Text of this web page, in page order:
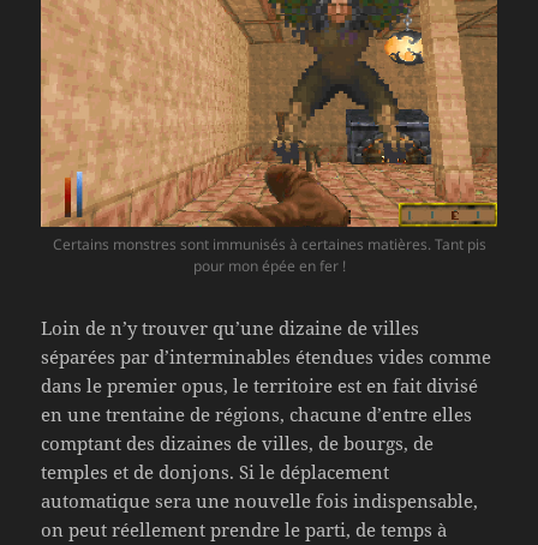
Certains monstres sont immunisés à certaines matières. Tant pis
pour mon épée en fer !
Loin de n’y trouver qu’une dizaine de villes
séparées par d’interminables étendues vides comme
dans le premier opus, le territoire est en fait divisé
en une trentaine de régions, chacune d’entre elles
comptant des dizaines de villes, de bourgs, de
temples et de donjons. Si le déplacement
automatique sera une nouvelle fois indispensable,
on peut réellement prendre le parti, de temps à